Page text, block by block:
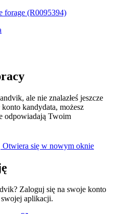
forage (R0095394)
ale nie znalazłeś jeszcze
kandydata, możesz
odpowiadają Twoim
Otwiera się w nowym oknie
Zaloguj się na swoje konto
aplikacji.